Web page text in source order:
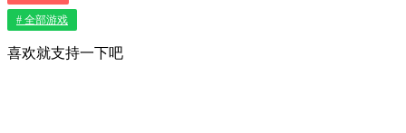
# 全部游戏
喜欢就支持一下吧